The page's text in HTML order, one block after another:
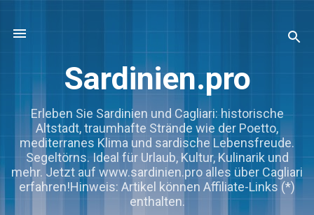
Sardinien.pro
Erleben Sie Sardinien und Cagliari: historische
Altstadt, traumhafte Strände wie der Poetto,
mediterranes Klima und sardische Lebensfreude.
Segeltörns. Ideal für Urlaub, Kultur, Kulinarik und
mehr. Jetzt auf www.sardinien.pro alles über Cagliari
erfahren!Hinweis: Artikel können Affiliate-Links (*)
enthalten.